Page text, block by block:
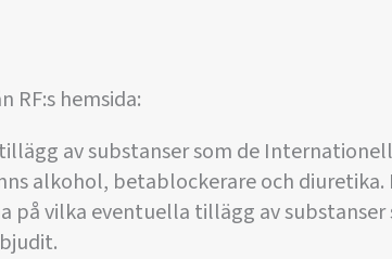
RF:s hemsida:
av substanser som de
alkohol, betablockerare och
på vilka eventuella tillägg av